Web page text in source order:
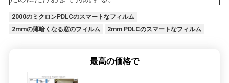
2000のミクロンPDLCのスマートなフィルム
2mmの薄暗くなる窓のフィルム
2mm PDLCのスマートなフィルム
最高の価格で